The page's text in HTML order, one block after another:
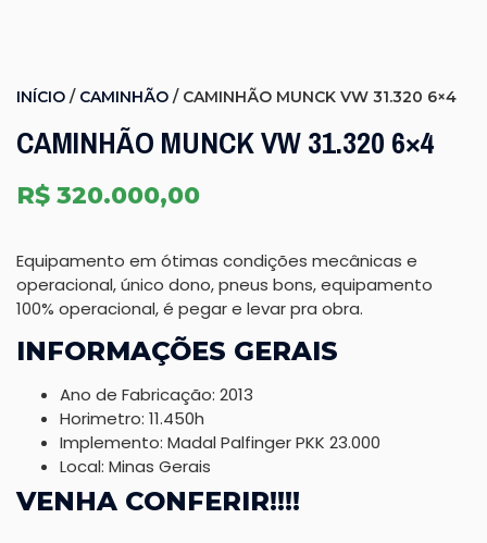
INÍCIO / CAMINHÃO / CAMINHÃO MUNCK VW 31.320 6×4
CAMINHÃO MUNCK VW 31.320 6×4
R$ 320.000,00
Equipamento em ótimas condições mecânicas e
operacional, único dono, pneus bons, equipamento
100% operacional, é pegar e levar pra obra.
INFORMAÇÕES GERAIS
Ano de Fabricação: 2013
Horimetro: 11.450h
Implemento: Madal Palfinger PKK 23.000
Local: Minas Gerais
VENHA CONFERIR!!!!
Necessário
Estes cookies
opcionais. Eles
necessários
para o
funcionamento
do site.
Estatisticas
Solicitamos-
nos que
melhoremos a
funcionalidade